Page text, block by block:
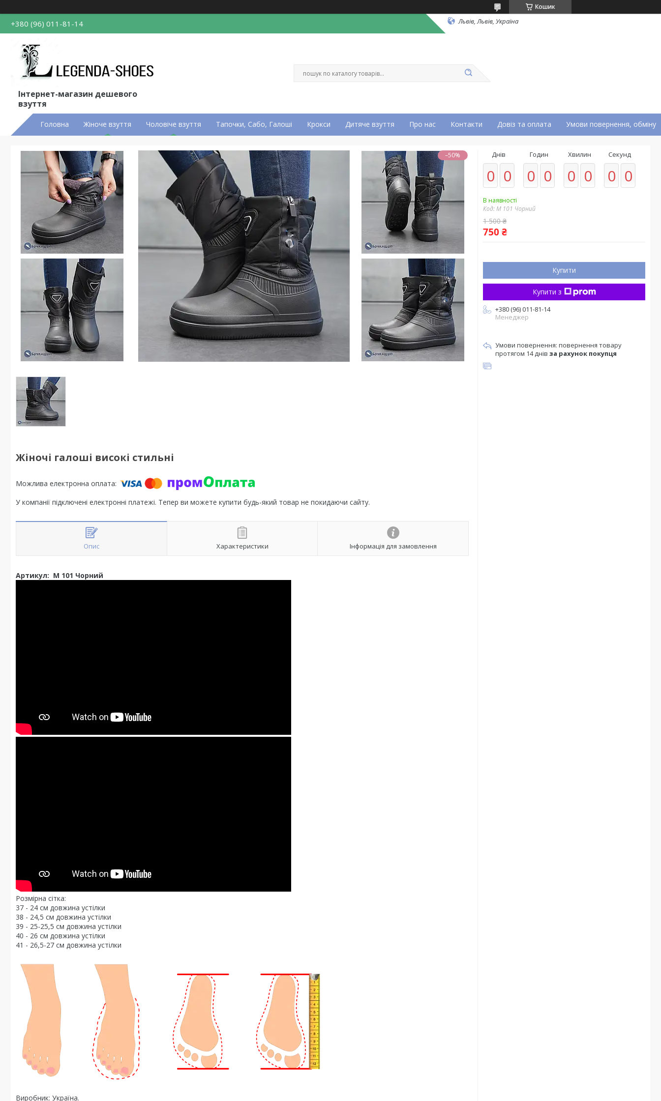
Кошик
+380 (96) 011-81-14 Львів, Львів, Україна
Інтернет-магазин дешевого
взуття
Головна Жіноче взуття Чоловіче взуття Тапочки, Сабо, Галоші Крокси Дитяче взуття Про нас Контакти Довіз та оплата Умови повернення, обміну
–50%
Жіночі галоші високі стильні
У компанії підключені електронні платежі. Тепер ви можете купити будь-який товар не покидаючи сайту.
Опис Характеристики Інформація для замовлення
Артикул: М 101 Чорний
Розмірна сітка:
37 - 24 см довжина устілки
38 - 24,5 см довжина устілки
39 - 25-25,5 см довжина устілки
40 - 26 см довжина устілки
41 - 26,5-27 см довжина устілки
Виробник: Україна.
Днів
0 0
Годин
0 0
Хвилин
0 0
Секунд
0 0
В наявності
Код:М 101 Чорний
1 500 ₴
750 ₴
Купити
Купити з
+380 (96) 011-81-14
Менеджер
повернення товару
протягом 14 днів за рахунок покупця